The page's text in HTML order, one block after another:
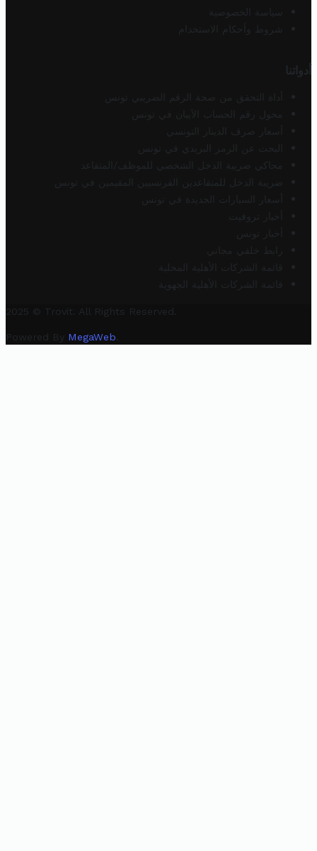
سياسة الخصوصية
شروط وأحكام الاستخدام
أدواتنا
أداة التحقق من صحة الرقم الضريبي تونس
محول رقم الحساب الآيبان في تونس
أسعار صرف الدينار التونسي
البحث عن الرمز البريدي في تونس
محاكي ضريبة الدخل الشخصي للموظف/المتقاعد
ضريبة الدخل للمتقاعدين الفرنسيين المقيمين في تونس
أسعار السيارات الجديدة في تونس
أخبار تروفيت
أخبار تونس
رابط خلفي مجاني
قائمة الشركات الأهلية المحلية
قائمة الشركات الأهلية الجهوية
2025 © Trovit. All Rights Reserved.
Powered By MegaWeb